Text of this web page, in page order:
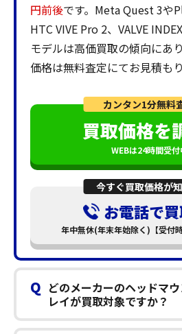
円前後です。Meta Quest 3や
HTC VIVE Pro 2、VALVE
モデルは高価買取の傾向にあ
価格は無料査定にてお見積も
カンタン1分無料
買取価格を
WEBは24時間受付
今すぐ買取価格が
お電話で
年中無休(年末年始除く)【受付
Q どのメーカーのヘッドマ
レイが買取対象ですか？